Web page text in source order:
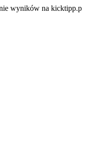
wyników na kicktipp.pZacznij